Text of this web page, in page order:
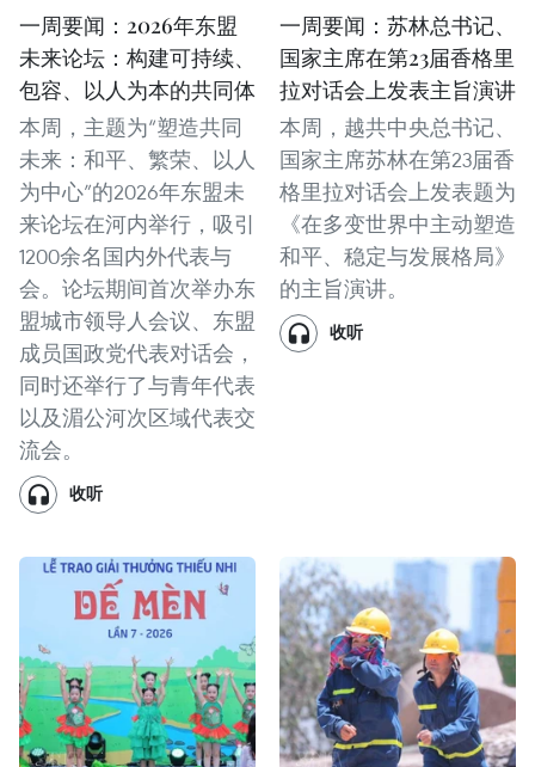
一周要闻：2026年东盟
未来论坛：构建可持续、
包容、以人为本的共同体
本周，主题为“塑造共同
未来：和平、繁荣、以人
为中心”的2026年东盟未
来论坛在河内举行，吸引
1200余名国内外代表与
会。论坛期间首次举办东
盟城市领导人会议、东盟
成员国政党代表对话会，
同时还举行了与青年代表
以及湄公河次区域代表交
流会。
收听
一周要闻：苏林总书记、
国家主席在第23届香格里
拉对话会上发表主旨演讲
本周，越共中央总书记、
国家主席苏林在第23届香
格里拉对话会上发表题为
《在多变世界中主动塑造
和平、稳定与发展格局》
的主旨演讲。
收听